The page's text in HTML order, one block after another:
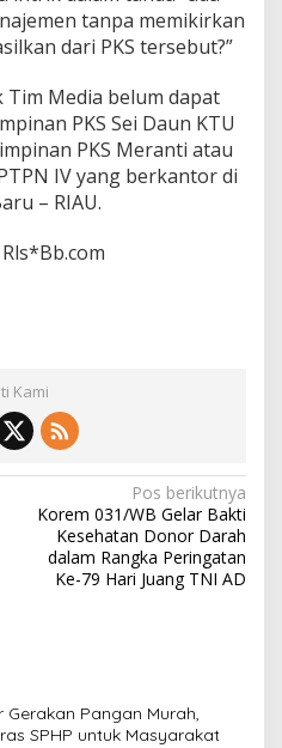
tanpa memikirkan
dari PKS tersebut?”
Tim Media belum dapat
PKS Sei Daun KTU
PKS Meranti atau
IV yang berkantor di
– RIAU.
Kami
Pos berikutnya
Korem 031/WB Gelar Bakti
Kesehatan Donor Darah
dalam Rangka Peringatan
Ke-79 Hari Juang TNI AD
Gerakan Pangan Murah,
SPHP untuk Masyarakat